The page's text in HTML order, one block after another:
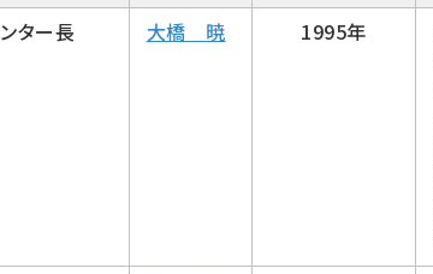
ター長
大橋 暁 1995年